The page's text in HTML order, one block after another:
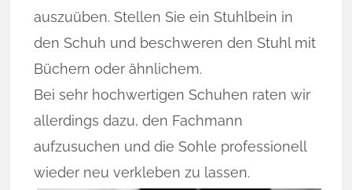
auszuüben. Stellen Sie ein Stuhlbein in
den Schuh und beschweren den Stuhl mit
Büchern oder ähnlichem.
Bei sehr hochwertigen Schuhen raten wir
allerdings dazu, den Fachmann
aufzusuchen und die Sohle professionell
wieder neu verkleben zu lassen.